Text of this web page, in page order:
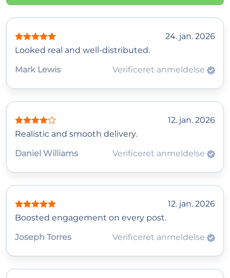
24. jan. 2026
Looked real and well-distributed.
Mark Lewis
Verificeret anmeldelse
12. jan. 2026
Realistic and smooth delivery.
Daniel Williams
Verificeret anmeldelse
12. jan. 2026
Boosted engagement on every post.
Joseph Torres
Verificeret anmeldelse